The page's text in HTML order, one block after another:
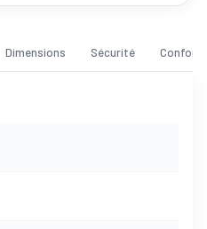
Dimensions Sécurité Confort